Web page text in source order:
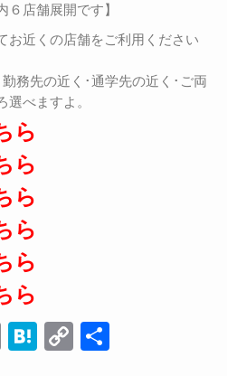
６店舗展開です】
お近くの店舗をご利用ください
務先の近く･通学先の近く･ご両
選べますよ。
ら
ら
ら
ら
ら
ら
E
H
C